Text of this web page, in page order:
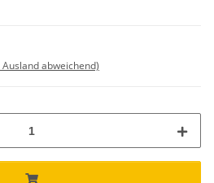
Ausland abweichend)